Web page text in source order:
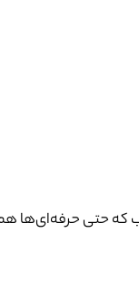
که حتی حرفه‌ای‌ها